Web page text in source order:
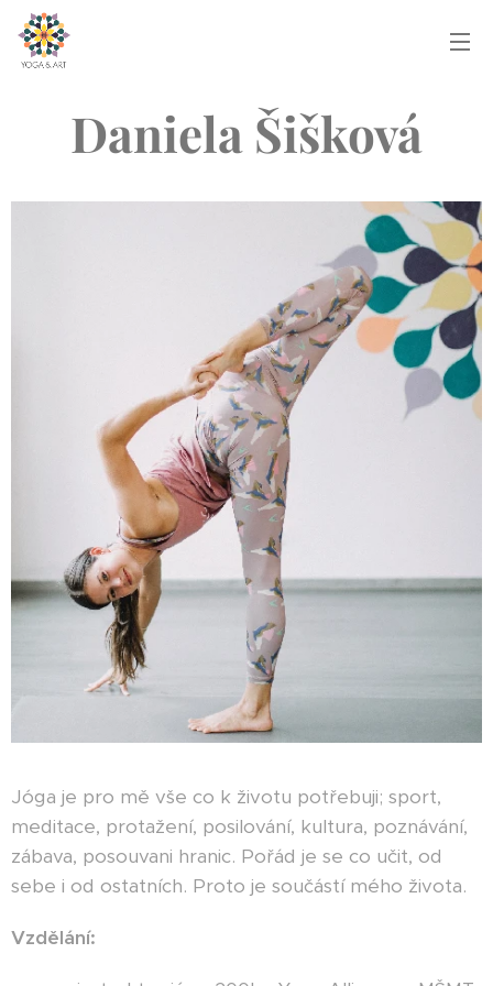
Daniela Šišková
Jóga je pro mě vše co k životu potřebuji; sport,
meditace, protažení, posilování, kultura, poznávání,
zábava, posouvani hranic. Pořád je se co učit, od
sebe i od ostatních. Proto je součástí mého života.
Vzdělání: